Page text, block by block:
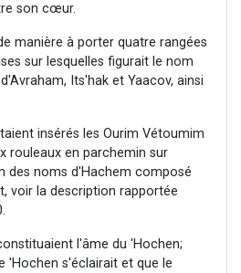
son cœur.
manière à porter quatre rangées
sur lesquelles figurait le nom
Its'hak et Yaacov, ainsi
insérés les Ourim Vétoumim
rouleaux en parchemin sur
des noms d'Hachem composé
voir la description rapportée
l'âme du 'Hochen;
'Hochen s'éclairait et que le